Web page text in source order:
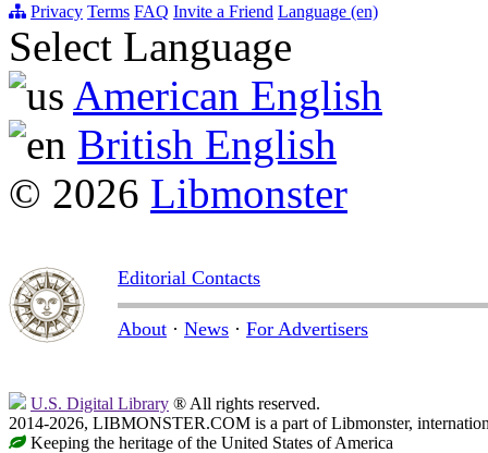
Privacy Terms FAQ Invite a Friend Language (en)
Select Language
American English
British English
© 2026 Libmonster
Editorial Contacts
About · News · For Advertisers
U.S. Digital Library ® All rights reserved.
2014-2026, LIBMONSTER.COM is a part of Libmonster,
Keeping the heritage of the United States of America